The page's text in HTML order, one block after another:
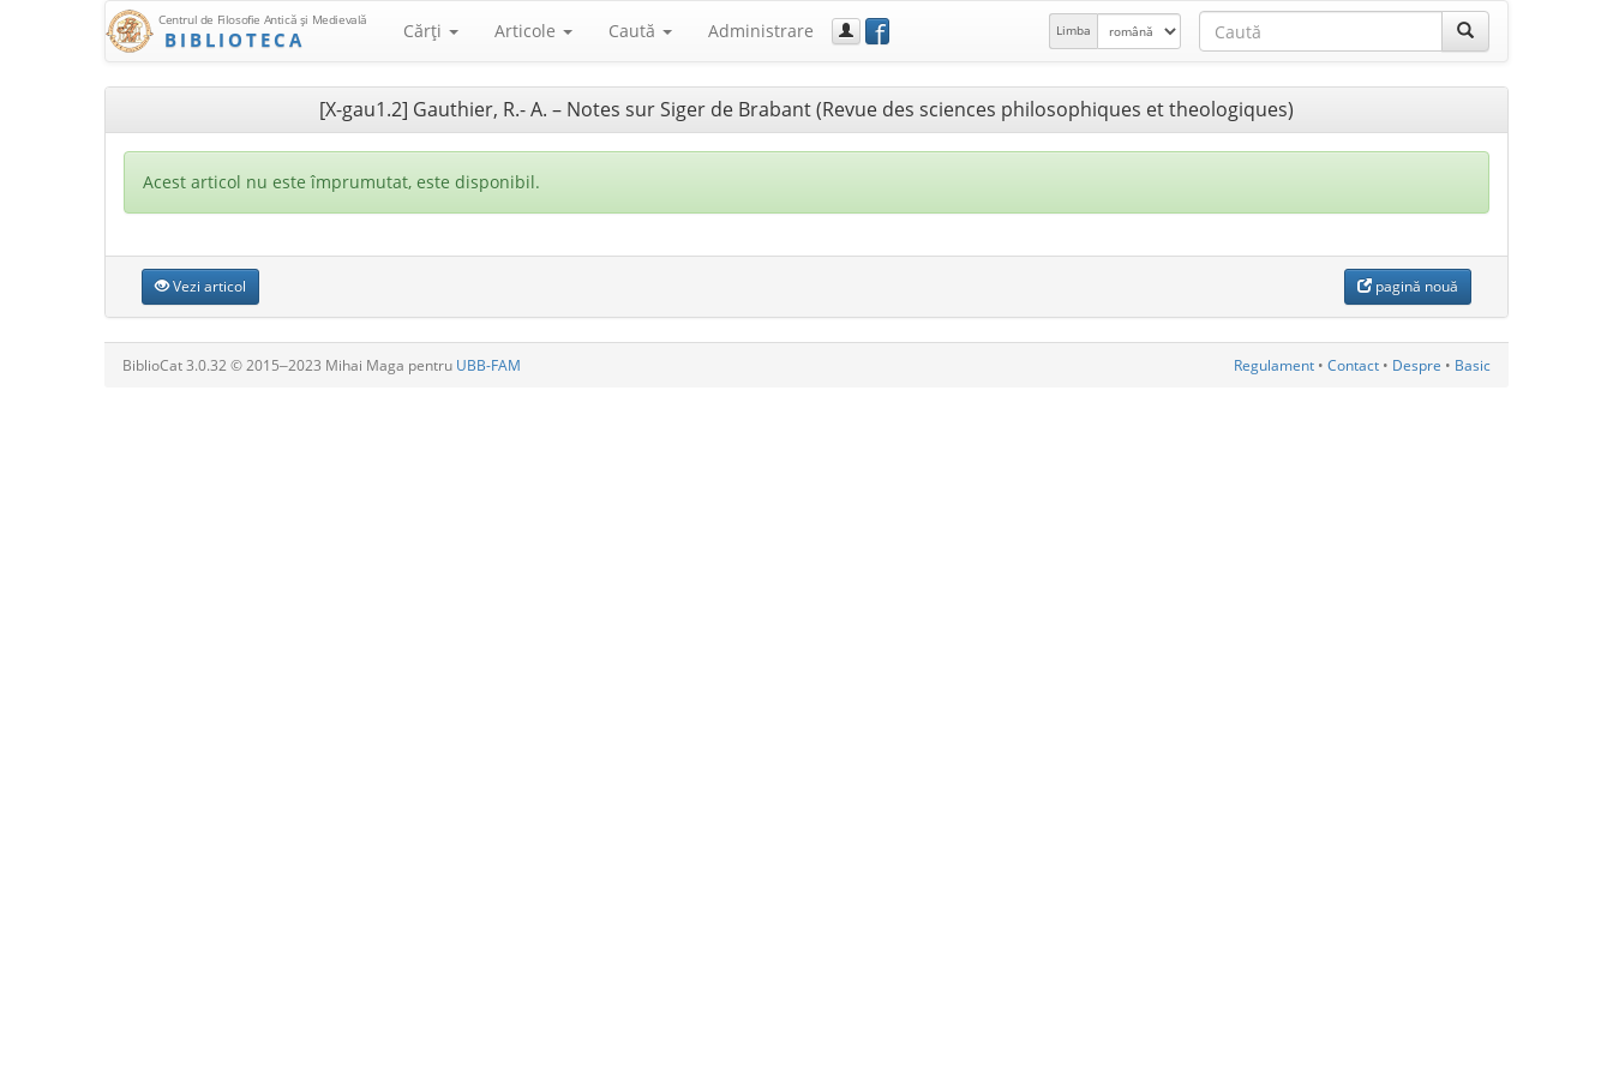
Centrul de Filosofie Antică şi Medievală
BIBLIOTECA Cărţi Articole Caută Administrare f Limba
[X-gau1.2] Gauthier, R.- A. – Notes sur Siger de Brabant (Revue des sciences philosophiques et theologiques)
Acest articol nu este împrumutat, este disponibil.
Vezi articol pagină nouă
BiblioCat 3.0.32 © 2015‒2023 Mihai Maga pentru UBB-FAM Regulament • Contact • Despre • Basic